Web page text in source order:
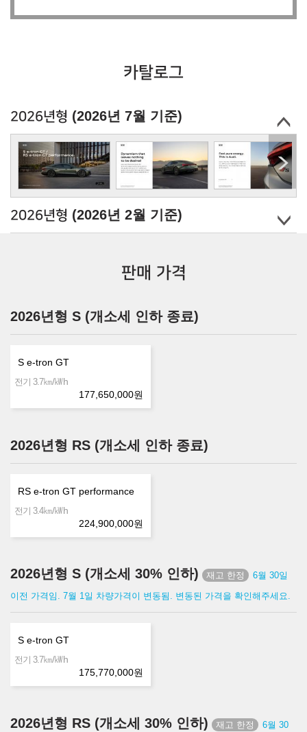
카탈로그
2026년형 (2026년 7월 기준)
2026년형 (2026년 2월 기준)
판매 가격
2026년형 S (개소세 인하 종료)
S e-tron GT
전기 3.7㎞/㎾h
177,650,000원
2026년형 RS (개소세 인하 종료)
RS e-tron GT performance
전기 3.4㎞/㎾h
224,900,000원
2026년형 S (개소세 30% 인하)
6월 30일
이전 가격임. 7월 1일 차량가격이 변동됨. 변동된 가격을 확인해주세요.
S e-tron GT
전기 3.7㎞/㎾h
175,770,000원
2026년형 RS (개소세 30% 인하) 6월 30